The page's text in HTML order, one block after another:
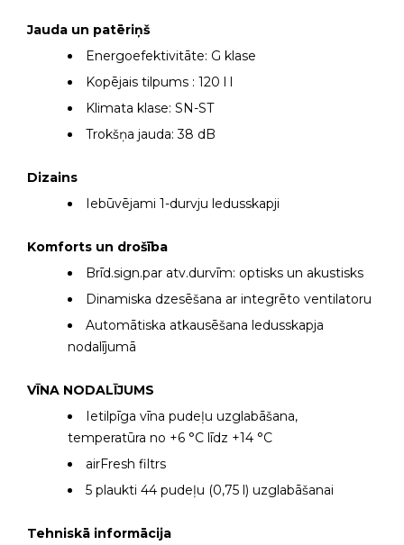
Jauda un patēriņš
Energoefektivitāte: G klase
Kopējais tilpums : 120 l l
Klimata klase: SN-ST
Trokšņa jauda: 38 dB
Dizains
Iebūvējami 1-durvju ledusskapji
Komforts un drošība
Brīd.sign.par atv.durvīm: optisks un akustisks
Dinamiska dzesēšana ar integrēto ventilatoru
Automātiska atkausēšana ledusskapja
nodalījumā
VĪNA NODALĪJUMS
Ietilpīga vīna pudeļu uzglabāšana,
temperatūra no +6 °C līdz +14 °C
airFresh filtrs
5 plaukti 44 pudeļu (0,75 l) uzglabāšanai
Tehniskā informācija